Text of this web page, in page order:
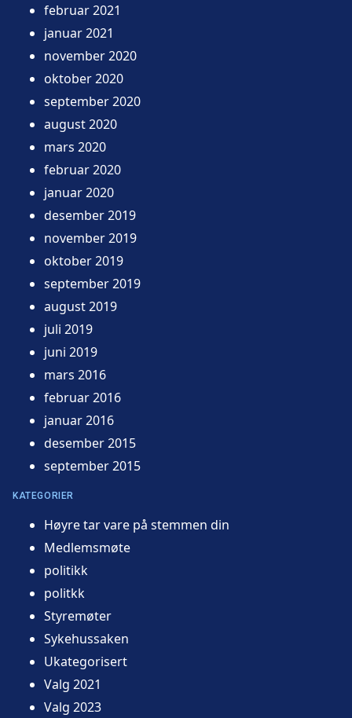
februar 2021
januar 2021
november 2020
oktober 2020
september 2020
august 2020
mars 2020
februar 2020
januar 2020
desember 2019
november 2019
oktober 2019
september 2019
august 2019
juli 2019
juni 2019
mars 2016
februar 2016
januar 2016
desember 2015
september 2015
KATEGORIER
Høyre tar vare på stemmen din
Medlemsmøte
politikk
politkk
Styremøter
Sykehussaken
Ukategorisert
Valg 2021
Valg 2023